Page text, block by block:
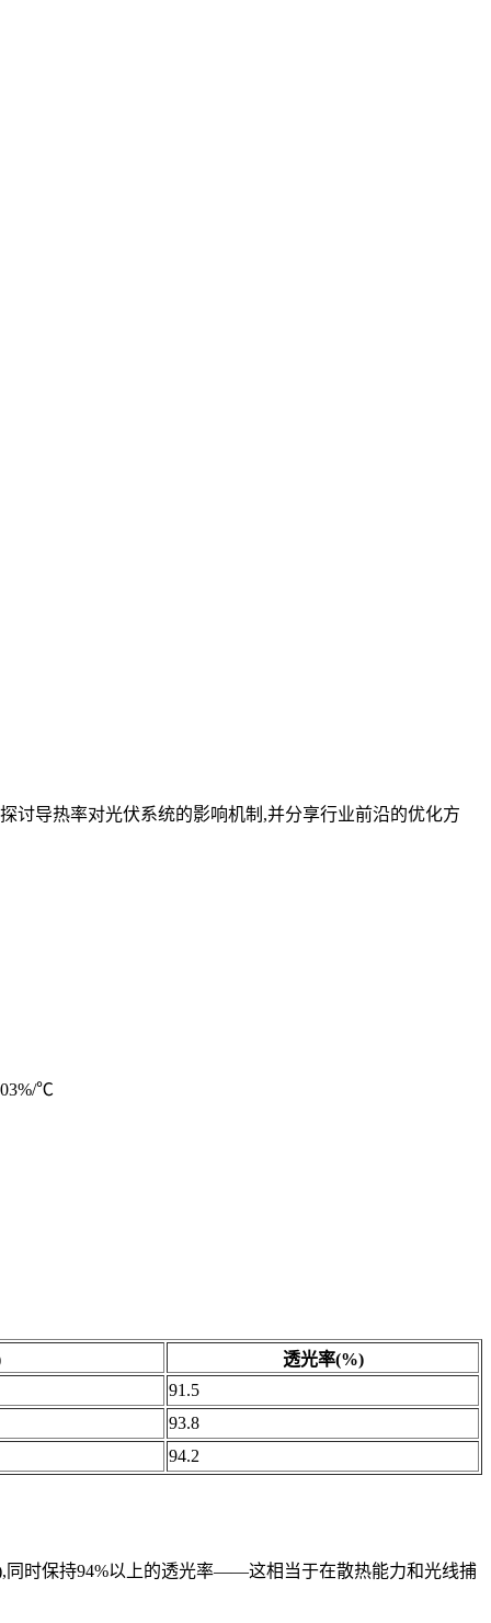
讨导热率对光伏系统的影响机制,并分享行业前沿的优化方
℃
透光率(%)
91.5
93.8
94.2
同时保持94%以上的透光率——这相当于在散热能力和光线捕